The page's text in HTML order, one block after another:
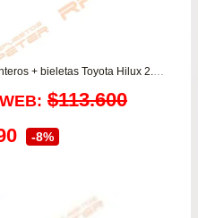
$113.600
El
actual
-8%